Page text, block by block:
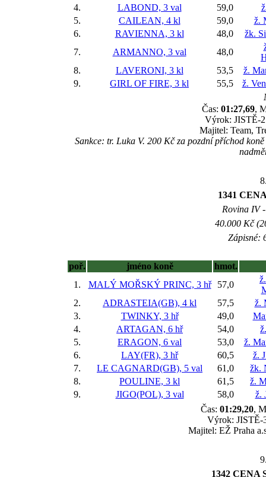
4.
LABOND, 3 val 59,0
5.
CAILEAN, 4 kl 59,0
ž.
6.
RAVIENNA, 3 kl 48,0
žk.
7.
ARMANNO, 3 val 48,0
8.
LAVERONI, 3 kl 53,5
ž.
9.
GIRL OF FIRE, 3 kl 55,5
ž.
Čas: 01:27,69,
Výrok: JISTĚ-
Majitel: Team,
Sankce: tr. Luka V. 200 Kč za pozdní příchod
1341
Rovina IV
40.000 Kč
Zápisné:
poř. jméno koně
hmot.
1.
MALÝ MOŘSKÝ PRINC, 3 hř 57,0
2.
ADRASTEIA(GB), 4 kl 57,5
ž.
3.
TWINKY, 3 hř 49,0
4.
ARTAGAN, 6 hř 54,0
5.
ERAGON, 6 val 53,0
ž.
6.
LAY(FR), 3 hř 60,5
ž.
7.
LE CAGNARD(GB), 5 val 61,0
žk.
8.
POULINE, 3 kl 61,5
ž.
9.
JIGO(POL), 3 val 58,0
ž.
Čas: 01:29,20,
Výrok: JISTĚ-
Majitel: EŽ Praha
1342 CENA